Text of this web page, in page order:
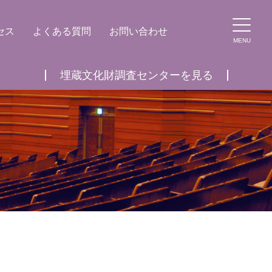
ス よくある質問 お問い合わせ
埋蔵文化財調査センターを見る
MENU